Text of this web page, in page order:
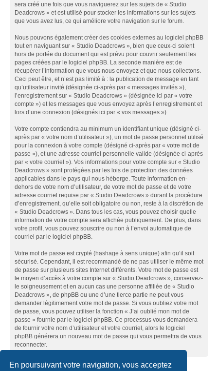
En poursuivant votre navigation, vous acceptez
sera créé une fois que vous naviguerez sur les sujets de « Studio
Deadcrows » et est utilisé pour stocker les informations sur les sujets
que vous avez lus, ce qui améliore votre navigation sur le forum.
Nous pouvons également créer des cookies externes au logiciel phpBB
tout en naviguant sur « Studio Deadcrows », bien que ceux-ci soient
hors de portée du document qui est prévu pour couvrir seulement les
pages créées par le logiciel phpBB. La seconde manière est de
récupérer l’information que vous nous envoyez et que nous collectons.
Ceci peut être, et n’est pas limité à : la publication de message en tant
qu’utilisateur invité (désignée ci-après par « messages invités »),
l’enregistrement sur « Studio Deadcrows » (désignée ici par « votre
compte ») et les messages que vous envoyez après l’enregistrement et
lors d’une connexion (désignés ici par « vos messages »).
Votre compte contiendra au minimum un identifiant unique (désigné ci-
après par « votre nom d’utilisateur »), un mot de passe personnel utilisé
pour la connexion à votre compte (désigné ci-après par « votre mot de
passe »), et une adresse courriel personnelle valide (désignée ci-après
par « votre courriel »). Vos informations pour votre compte sur « Studio
Deadcrows » sont protégées par les lois de protection des données
applicables dans le pays qui nous héberge. Toute information en-
dehors de votre nom d’utilisateur, de votre mot de passe et de votre
adresse courriel requise par « Studio Deadcrows » durant la procédure
d’enregistrement, qu’elle soit obligatoire ou non, reste à la discrétion de
« Studio Deadcrows ». Dans tous les cas, vous pouvez choisir quelle
information de votre compte sera affichée publiquement. De plus, dans
votre profil, vous pouvez souscrire ou non à l’envoi automatique de
courriel par le logiciel phpBB.
Votre mot de passe est crypté (hashage à sens unique) afin qu’il soit
sécurisé. Cependant, il est recommandé de ne pas utiliser le même mot
de passe sur plusieurs sites Internet différents. Votre mot de passe est
le moyen d’accès à votre compte sur « Studio Deadcrows », conservez-
le soigneusement et en aucun cas une personne affiliée de « Studio
Deadcrows », de phpBB ou une d’une tierce partie ne peut vous
demander légitimement votre mot de passe. Si vous oubliez votre mot
de passe, vous pouvez utiliser la fonction « J’ai oublié mon mot de
passe » fournie par le logiciel phpBB. Ce processus vous demandera
de fournir votre nom d’utilisateur et votre courriel, alors le logiciel
phpBB générera un nouveau mot de passe qui vous permettra de vous
reconnecter.